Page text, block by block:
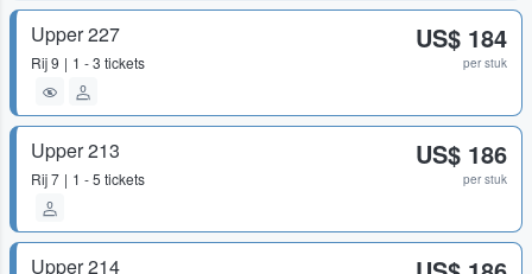
Upper 227
Rij9 1 - 3 tickets
US$ 184
per stuk
Upper 213
Rij7 1 - 5 tickets
US$ 186
per stuk
Upper 214